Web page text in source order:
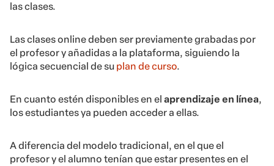
las clases.
Las clases online deben ser previamente grabadas por
el profesor y añadidas a la plataforma, siguiendo la
lógica secuencial de su plan de curso.
En cuanto estén disponibles en el aprendizaje en línea,
los estudiantes ya pueden acceder a ellas.
A diferencia del modelo tradicional, en el que el
profesor y el alumno tenían que estar presentes en el